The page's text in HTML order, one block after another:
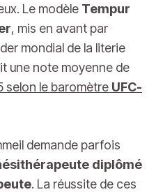
Le modèle Tempur
, mis en avant par
mondial de la literie
une note moyenne de
selon le baromètre UFC-
demande parfois
diplômé
. La réussite de ces